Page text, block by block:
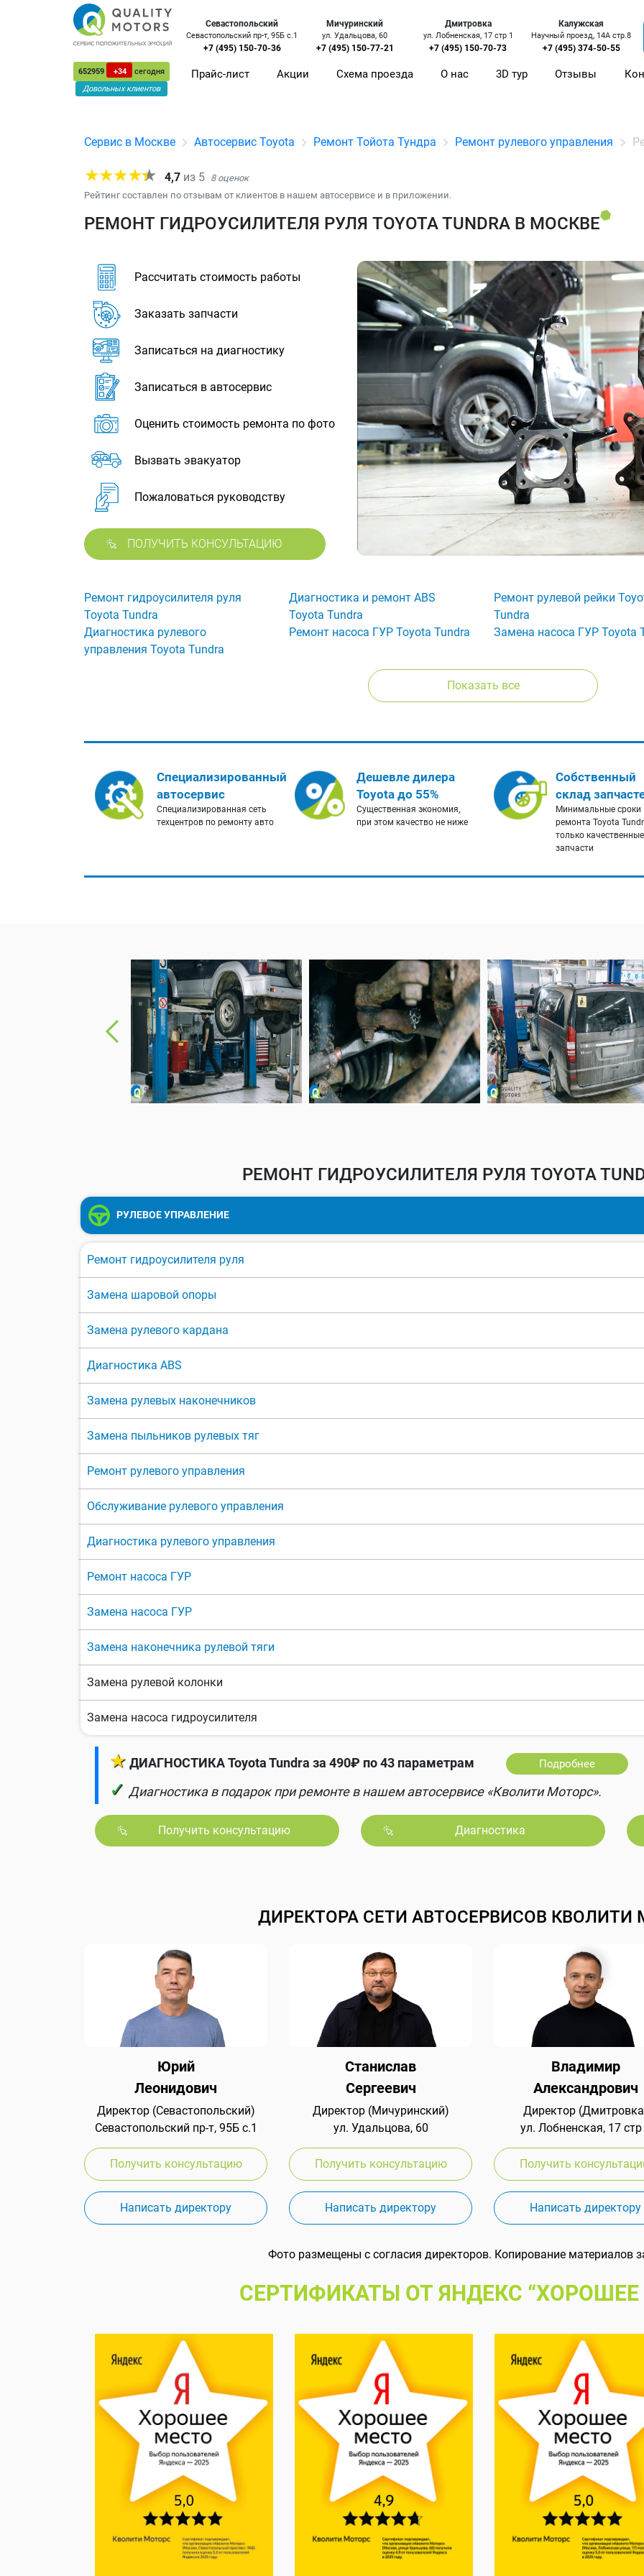
652959 +34
сегодня
Довольных клиентов
Севастопольский
Севастопольский пр-т, 95Б с.1
+7 (495) 150-70-36
Мичуринский
ул. Удальцова, 60
+7 (495) 150-77-21
Дмитровка
ул. Лобненская, 17 стр 1
+7 (495) 150-70-73
Калужская
Научный проезд, 14А стр.8
+7 (495) 374-50-55
Прайс-лист Акции Схема проезда О нас 3D тур Отзывы
Сервис в Москве Автосервис Toyota Ремонт Тойота Тундра Ремонт рулевого управления
4,7 из 5 8оценок
Рейтинг составлен по отзывам от клиентов в нашем автосервисе и в приложении.
РЕМОНТ ГИДРОУСИЛИТЕЛЯ РУЛЯ TOYOTA TUNDRA В МОСКВЕ
Рассчитать стоимость работы
Заказать запчасти
Записаться на диагностику
Записаться в автосервис
Оценить стоимость ремонта по фото
Вызвать эвакуатор
Пожаловаться руководству
ПОЛУЧИТЬ КОНСУЛЬТАЦИЮ
Ремонт гидроусилителя руля
Toyota Tundra
Диагностика и ремонт ABS
Toyota Tundra
Ремонт рулевой рейки
Tundra
Диагностика рулевого
управления Toyota Tundra
Ремонт насоса ГУР Toyota Tundra Замена насоса ГУР Toyota
Показать все
Специализированный
автосервис
Специализированная сеть
техцентров по ремонту авто
Дешевле дилера
Toyota до 55%
Существенная экономия,
при этом качество не ниже
Собственный
склад
Минимальные сроки
ремонта Toyota
только качественные
запчасти
РЕМОНТ ГИДРОУСИЛИТЕЛЯ РУЛЯ TOYOTA
РУЛЕВОЕ УПРАВЛЕНИЕ
Ремонт гидроусилителя руля
Замена шаровой опоры
Замена рулевого кардана
Диагностика ABS
Замена рулевых наконечников
Замена пыльников рулевых тяг
Ремонт рулевого управления
Обслуживание рулевого управления
Диагностика рулевого управления
Ремонт насоса ГУР
Замена насоса ГУР
Замена наконечника рулевой тяги
Замена рулевой колонки
Замена насоса гидроусилителя
★ ДИАГНОСТИКА Toyota Tundra за 490₽ по 43 параметрам Подробнее
✓ Диагностика в подарок при ремонте в нашем автосервисе «Кволити Моторс».
Получить консультацию Диагностика
ДИРЕКТОРА СЕТИ АВТОСЕРВИСОВ КВОЛИТИ
Юрий
Леонидович
Директор (Севастопольский)
Севастопольский пр-т, 95Б с.1
Получить консультацию
Написать директору
Станислав
Сергеевич
Директор (Мичуринский)
ул. Удальцова, 60
Получить консультацию
Написать директору
Владимир
Александрович
Директор
ул. Лобненская, 17 стр
Получить
Написать директору
Фото размещены с согласия директоров. Копирование материалов
СЕРТИФИКАТЫ ОТ ЯНДЕКС “ХОРОШЕЕ